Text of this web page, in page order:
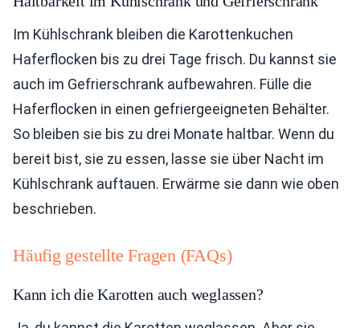
Im Kühlschrank bleiben die Karottenkuchen
Haferflocken bis zu drei Tage frisch. Du kannst sie
auch im Gefrierschrank aufbewahren. Fülle die
Haferflocken in einen gefriergeeigneten Behälter.
So bleiben sie bis zu drei Monate haltbar. Wenn du
bereit bist, sie zu essen, lasse sie über Nacht im
Kühlschrank auftauen. Erwärme sie dann wie oben
beschrieben.
Häufig gestellte Fragen (FAQs)
Kann ich die Karotten auch weglassen?